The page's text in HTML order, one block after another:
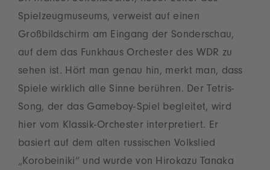
Spielzeugmuseums, verweist auf einen
Großbildschirm am Eingang der Sonderschau,
auf dem das Funkhaus Orchester des WDR zu
sehen ist. Hört man genau hin, merkt man, dass
Spiele wirklich alle Sinne berühren. Der Tetris-
Song, der das Gameboy-Spiel begleitet, wird
hier vom Klassik-Orchester interpretiert. Er
basiert auf dem alten russischen Volkslied
„Korobeiniki“ und wurde von Hirokazu Tanaka